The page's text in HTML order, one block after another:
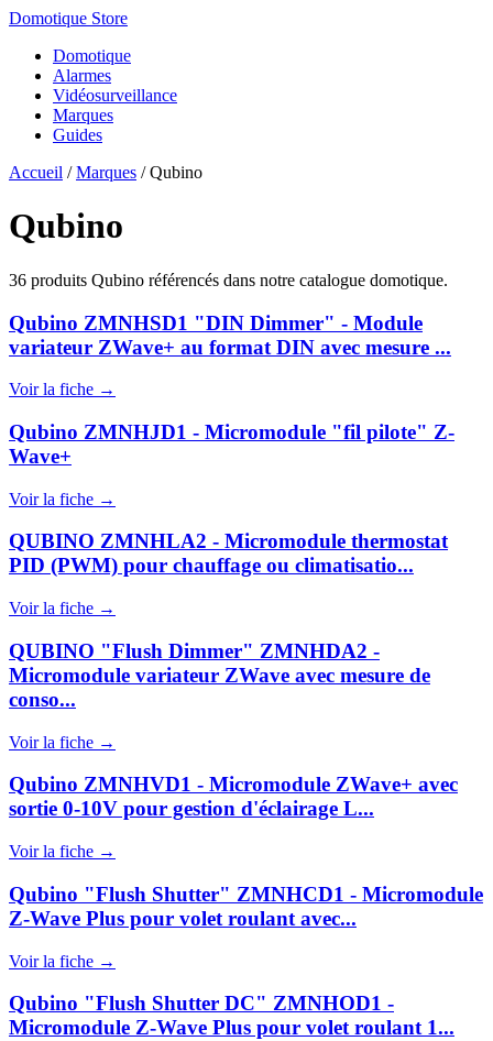
Domotique Store
Domotique
Alarmes
Vidéosurveillance
Marques
Guides
Accueil /Marques /Qubino
Qubino
36 produits Qubino référencés dans notre catalogue domotique.
Qubino ZMNHSD1 "DIN Dimmer" - Module
variateur ZWave+ au format DIN avec mesure ...
Voir la fiche →
Qubino ZMNHJD1 - Micromodule "fil pilote" Z-
Wave+
Voir la fiche →
QUBINO ZMNHLA2 - Micromodule thermostat
PID (PWM) pour chauffage ou climatisatio...
Voir la fiche →
QUBINO "Flush Dimmer" ZMNHDA2 -
Micromodule variateur ZWave avec mesure de
conso...
Voir la fiche →
Qubino ZMNHVD1 - Micromodule ZWave+ avec
sortie 0-10V pour gestion d'éclairage L...
Voir la fiche →
Qubino "Flush Shutter" ZMNHCD1 - Micromodule
Z-Wave Plus pour volet roulant avec...
Voir la fiche →
Qubino "Flush Shutter DC" ZMNHOD1 -
Micromodule Z-Wave Plus pour volet roulant 1...